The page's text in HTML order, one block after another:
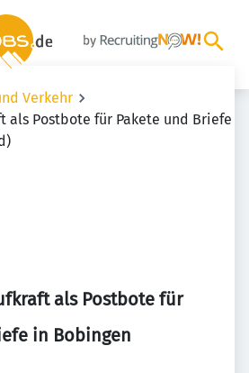
Verkehr
als Postbote für Pakete und Briefe
als Postbote für
in Bobingen